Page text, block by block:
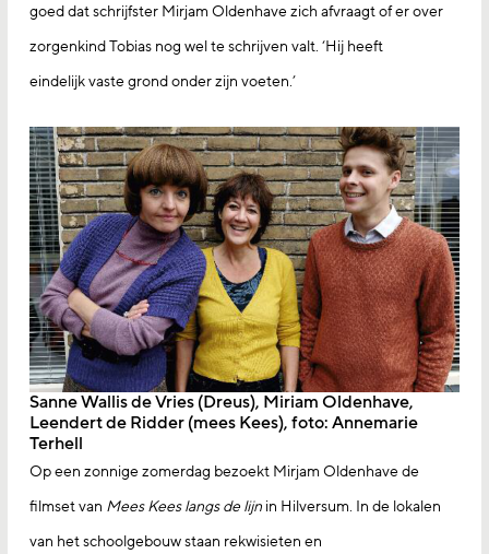
goed dat schrijfster Mirjam Oldenhave zich afvraagt of er over
zorgenkind Tobias nog wel te schrijven valt. ‘Hij heeft
eindelijk vaste grond onder zijn voeten.’
Sanne Wallis de Vries (Dreus), Miriam Oldenhave,
Leendert de Ridder (mees Kees), foto: Annemarie
Terhell
Op een zonnige zomerdag bezoekt Mirjam Oldenhave de
filmset van Mees Kees langs de lijn in Hilversum. In de lokalen
van het schoolgebouw staan rekwisieten en